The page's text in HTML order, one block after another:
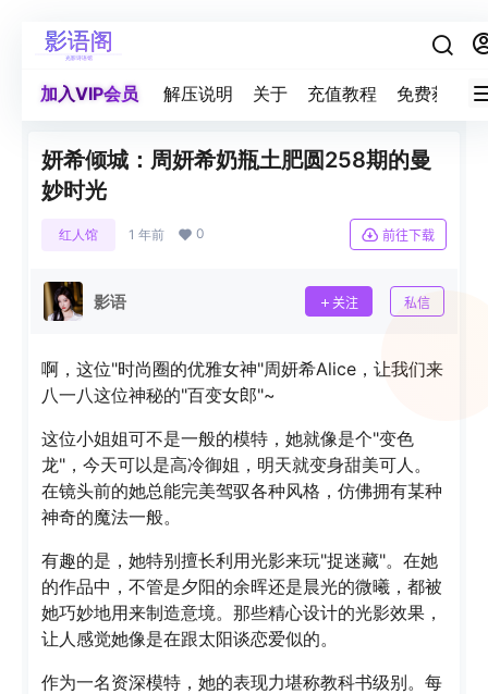
加入VIP会员 解压说明 关于 充值教程 免费获取积
妍希倾城：周妍希奶瓶土肥圆258期的曼
妙时光
红人馆 1 年前 0 前往下载
影语 关注 私信
啊，这位"时尚圈的优雅女神"周妍希Alice，让我们来
八一八这位神秘的"百变女郎"~
这位小姐姐可不是一般的模特，她就像是个"变色
龙"，今天可以是高冷御姐，明天就变身甜美可人。
在镜头前的她总能完美驾驭各种风格，仿佛拥有某种
神奇的魔法一般。
有趣的是，她特别擅长利用光影来玩"捉迷藏"。在她
的作品中，不管是夕阳的余晖还是晨光的微曦，都被
她巧妙地用来制造意境。那些精心设计的光影效果，
让人感觉她像是在跟太阳谈恋爱似的。
作为一名资深模特，她的表现力堪称教科书级别。每